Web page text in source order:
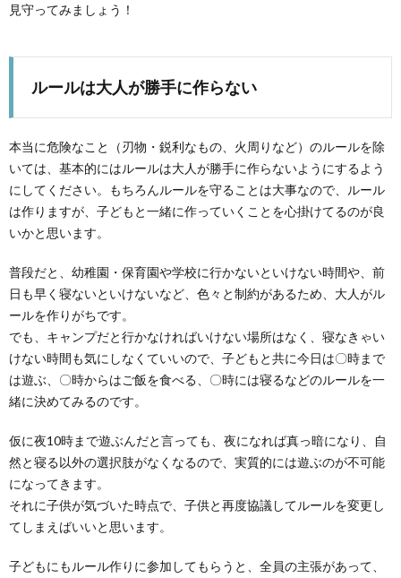
見守ってみましょう！
ルールは大人が勝手に作らない
本当に危険なこと（刃物・鋭利なもの、火周りなど）のルールを除
いては、基本的にはルールは大人が勝手に作らないようにするよう
にしてください。もちろんルールを守ることは大事なので、ルール
は作りますが、子どもと一緒に作っていくことを心掛けてるのが良
いかと思います。
普段だと、幼稚園・保育園や学校に行かないといけない時間や、前
日も早く寝ないといけないなど、色々と制約があるため、大人がル
ールを作りがちです。
でも、キャンプだと行かなければいけない場所はなく、寝なきゃい
けない時間も気にしなくていいので、子どもと共に今日は〇時まで
は遊ぶ、〇時からはご飯を食べる、〇時には寝るなどのルールを一
緒に決めてみるのです。
仮に夜10時まで遊ぶんだと言っても、夜になれば真っ暗になり、自
然と寝る以外の選択肢がなくなるので、実質的には遊ぶのが不可能
になってきます。
それに子供が気づいた時点で、子供と再度協議してルールを変更し
てしまえばいいと思います。
子どもにもルール作りに参加してもらうと、全員の主張があって、